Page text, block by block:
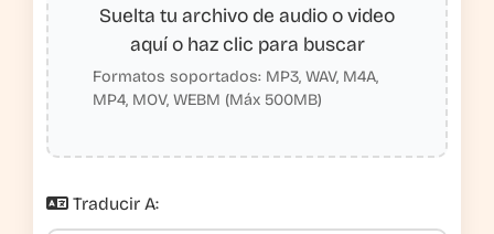
Suelta tu archivo de audio o video
aquí o haz clic para buscar
Formatos soportados: MP3, WAV, M4A,
MP4, MOV, WEBM (Máx 500MB)
Traducir A: